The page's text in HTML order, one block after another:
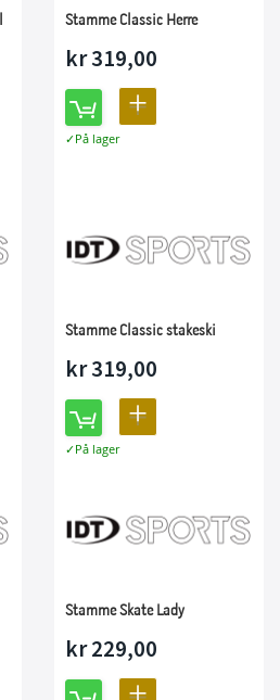
Stamme Classic Herre
kr 319,00
LEGG
På lager
Stamme Classic stakeski
kr 319,00
LEGG
På lager
Stamme Skate Lady
kr 229,00